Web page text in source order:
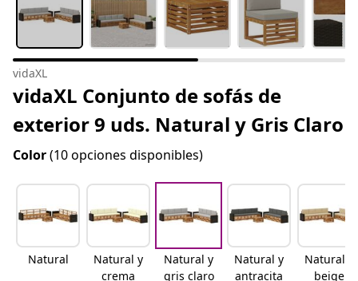
vidaXL
vidaXL Conjunto de sofás de
exterior 9 uds. Natural y Gris Claro
Color(10 opciones disponibles)
Natural
Natural y
crema
Natural y
gris claro
Natural y
antracita
Natural y
beige